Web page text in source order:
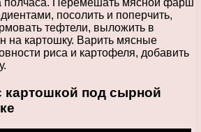
посолить и поперчить,
тефтели, выложить в
на картошку. Варить мясные
риса и картофеля, добавить
картошкой под сырной